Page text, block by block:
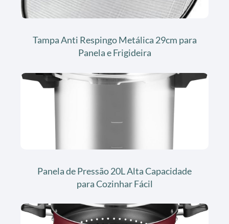
Tampa Anti Respingo Metálica 29cm para
Panela e Frigideira
Panela de Pressão 20L Alta Capacidade
para Cozinhar Fácil